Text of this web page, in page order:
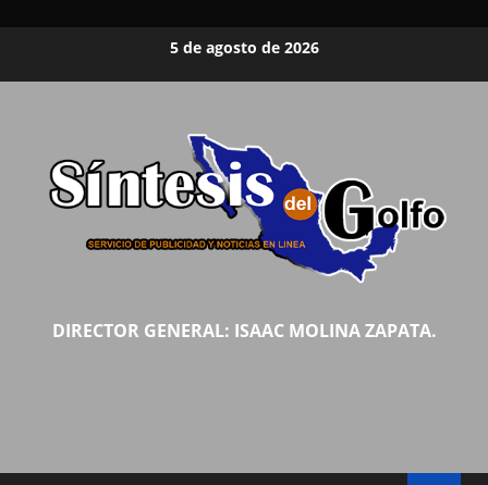
5 de agosto de 2026
DIRECTOR GENERAL: ISAAC MOLINA ZAPATA.